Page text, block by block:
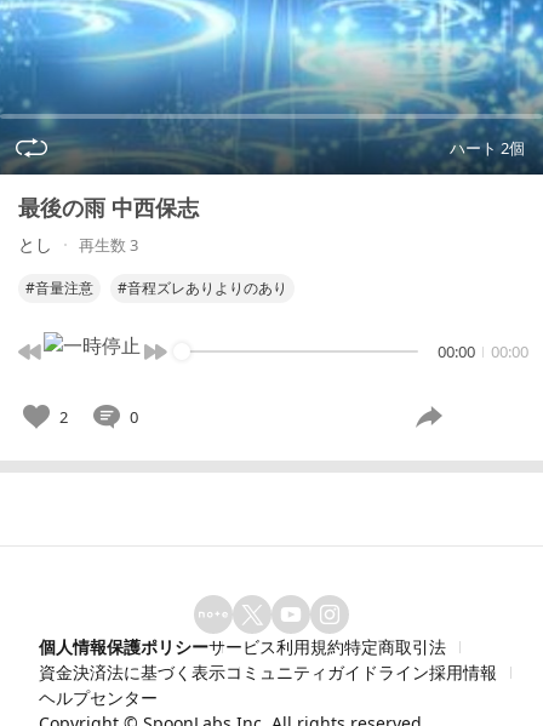
ハート 2個
最後の雨 中西保志
とし 再生数 3
#音量注意 #音程ズレありよりのあり
00:00 00:00
2 0
個人情報保護ポリシーサービス利用規約特定商取引法
資金決済法に基づく表示コミュニティガイドライン採用情報
ヘルプセンター